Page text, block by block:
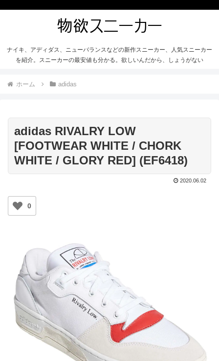
ナイキ、アディダス、ニューバランスなどの新作スニーカー、人気スニーカー
を紹介。スニーカーの最安値も分かる。欲しいんだから、しょうがない
ホーム adidas
adidas RIVALRY LOW
[FOOTWEAR WHITE / CHORK
WHITE / GLORY RED] (EF6418)
2020.06.02
0